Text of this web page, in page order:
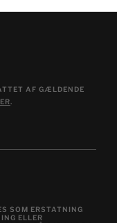
AF GÆLDENDE
.
SOM ERSTATNING
ELLER